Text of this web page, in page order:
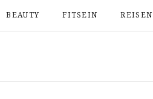
BEAUTY FITSEIN REISEN